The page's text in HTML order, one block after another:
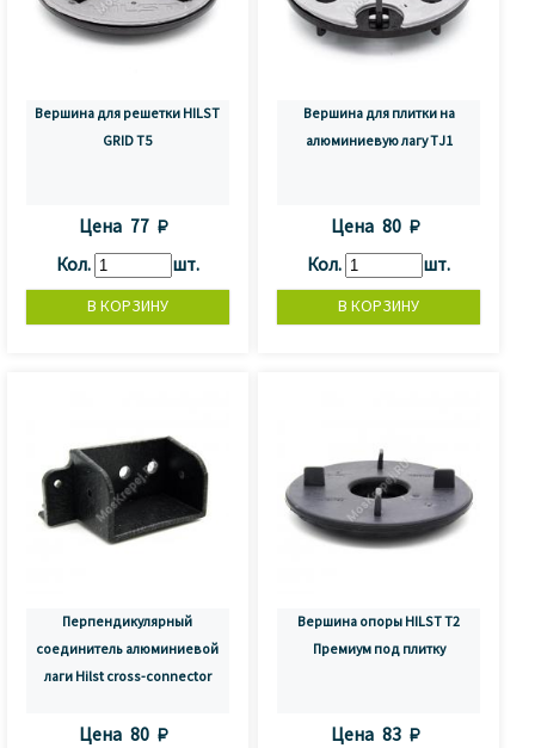
Вершина для решетки HILST
GRID Т5
Цена 77 
Кол.
шт.
Вершина для плитки на
алюминиевую лагу TJ1
Цена 80 
Кол.
шт.
Перпендикулярный
соединитель алюминиевой
лаги Hilst cross-connector
Цена 80 
Вершина опоры HILST T2
Премиум под плитку
Цена 83 